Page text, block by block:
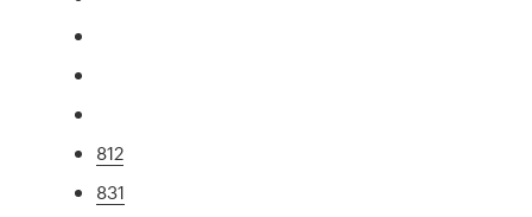
812
831